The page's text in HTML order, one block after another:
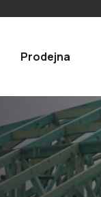
Prodejna